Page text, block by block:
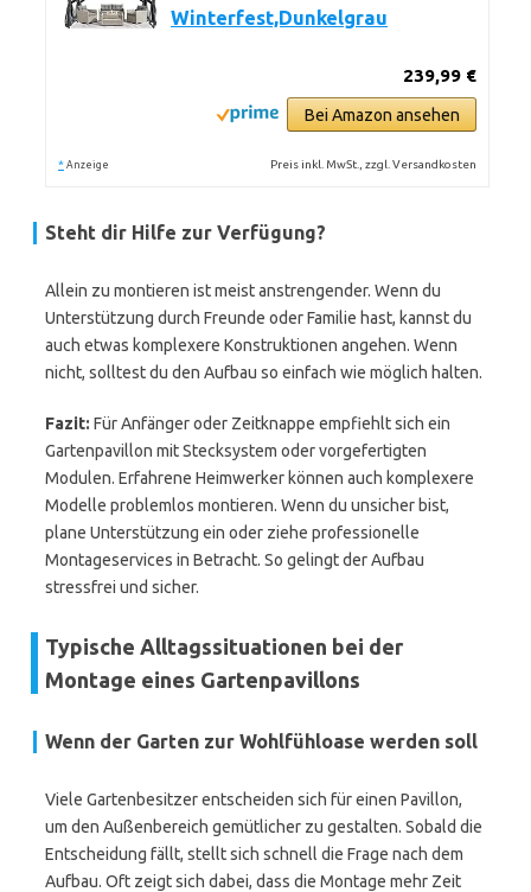
Winterfest,Dunkelgrau
239,99 €
Bei Amazon ansehen
* Anzeige Preis inkl. MwSt., zzgl. Versandkosten
Steht dir Hilfe zur Verfügung?
Allein zu montieren ist meist anstrengender. Wenn du
Unterstützung durch Freunde oder Familie hast, kannst du
auch etwas komplexere Konstruktionen angehen. Wenn
nicht, solltest du den Aufbau so einfach wie möglich halten.
Fazit: Für Anfänger oder Zeitknappe empfiehlt sich ein
Gartenpavillon mit Stecksystem oder vorgefertigten
Modulen. Erfahrene Heimwerker können auch komplexere
Modelle problemlos montieren. Wenn du unsicher bist,
plane Unterstützung ein oder ziehe professionelle
Montageservices in Betracht. So gelingt der Aufbau
stressfrei und sicher.
Typische Alltagssituationen bei der
Montage eines Gartenpavillons
Wenn der Garten zur Wohlfühloase werden soll
Viele Gartenbesitzer entscheiden sich für einen Pavillon,
um den Außenbereich gemütlicher zu gestalten. Sobald die
Entscheidung fällt, stellt sich schnell die Frage nach dem
Aufbau. Oft zeigt sich dabei, dass die Montage mehr Zeit